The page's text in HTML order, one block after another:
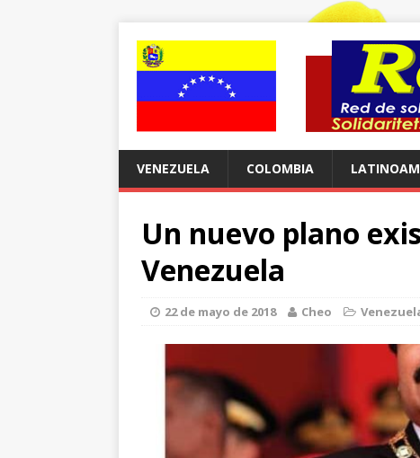
VENEZUELA COLOMBIA
Un nuevo plano
Venezuela
22 de mayo de 2018 Cheo